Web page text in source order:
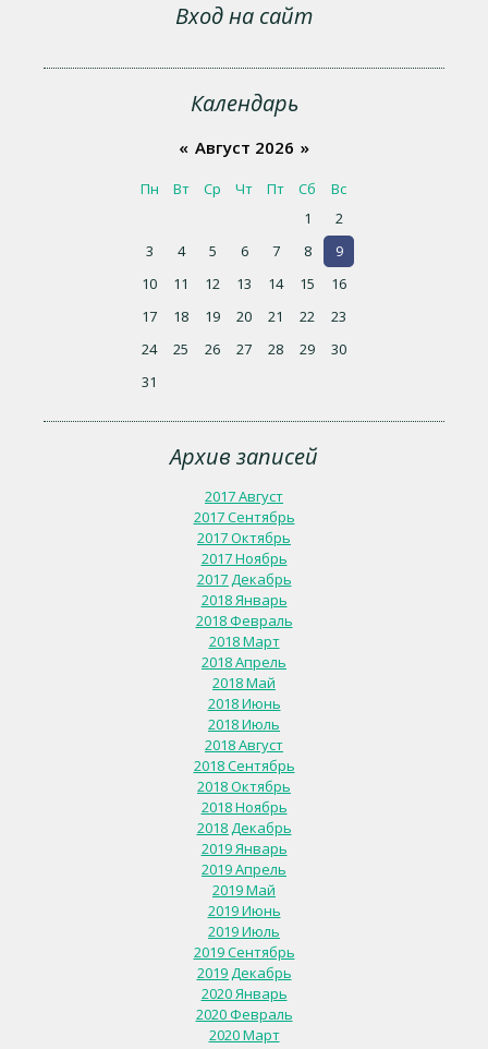
Вход на сайт
Календарь
« Август 2026 »
Пн Вт Ср Чт Пт Сб
Вс
1
2
3
4 5 6 7 8
9
10
11 12 13 14 15
16
17
18 19 20 21 22
23
24
25 26 27 28 29
30
31
Архив записей
2017 Август
2017 Сентябрь
2017 Октябрь
2017 Ноябрь
2017 Декабрь
2018 Январь
2018 Февраль
2018 Март
2018 Апрель
2018 Май
2018 Июнь
2018 Июль
2018 Август
2018 Сентябрь
2018 Октябрь
2018 Ноябрь
2018 Декабрь
2019 Январь
2019 Апрель
2019 Май
2019 Июнь
2019 Июль
2019 Сентябрь
2019 Декабрь
2020 Январь
2020 Февраль
2020 Март